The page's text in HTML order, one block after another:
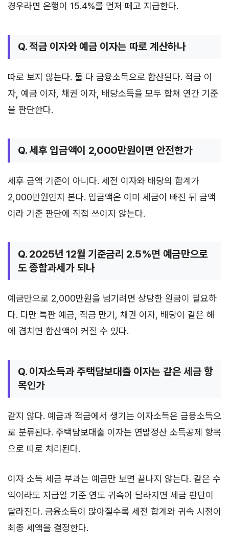
경우라면 은행이 15.4%를 먼저 떼고 지급한다.
Q. 적금 이자와 예금 이자는 따로 계산하나
따로 보지 않는다. 둘 다 금융소득으로 합산된다. 적금 이
자, 예금 이자, 채권 이자, 배당소득을 모두 합쳐 연간 기준
을 판단한다.
Q. 세후 입금액이 2,000만원이면 안전한가
세후 금액 기준이 아니다. 세전 이자와 배당의 합계가
2,000만원인지 본다. 입금액은 이미 세금이 빠진 뒤 금액
이라 기준 판단에 직접 쓰이지 않는다.
Q. 2025년 12월 기준금리 2.5%면 예금만으로
도 종합과세가 되나
예금만으로 2,000만원을 넘기려면 상당한 원금이 필요하
다. 다만 특판 예금, 적금 만기, 채권 이자, 배당이 같은 해
에 겹치면 합산액이 커질 수 있다.
Q. 이자소득과 주택담보대출 이자는 같은 세금 항
목인가
같지 않다. 예금과 적금에서 생기는 이자소득은 금융소득으
로 분류된다. 주택담보대출 이자는 연말정산 소득공제 항목
으로 따로 처리된다.
이자 소득 세금 부과는 예금만 보면 끝나지 않는다. 같은 수
익이라도 지급일 기준 연도 귀속이 달라지면 세금 판단이
달라진다. 금융소득이 많아질수록 세전 합계와 귀속 시점이
최종 세액을 결정한다.